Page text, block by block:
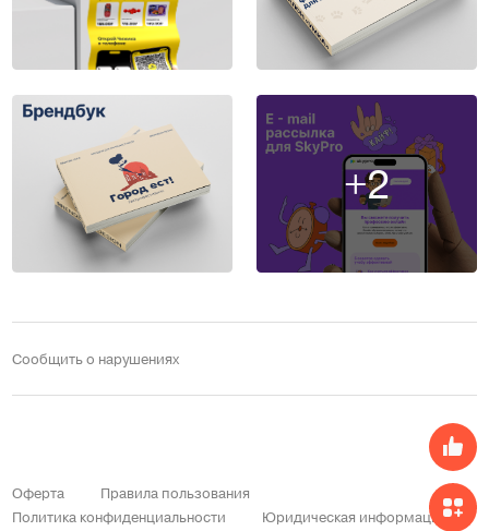
+2
Сообщить о нарушениях
Оферта
Правила пользования
Политика конфиденциальности
Юридическая информация